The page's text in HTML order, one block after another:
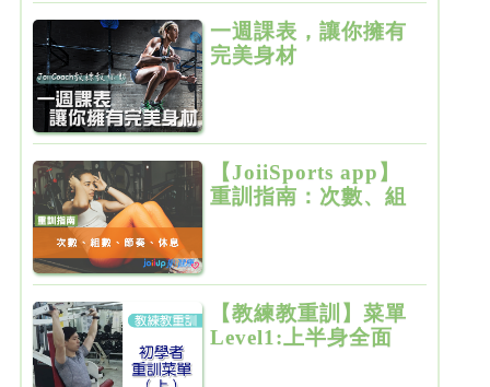
一週課表，讓你擁有
完美身材
【JoiiSports app】
重訓指南：次數、組
【教練教重訓】菜單
Level1:上半身全面